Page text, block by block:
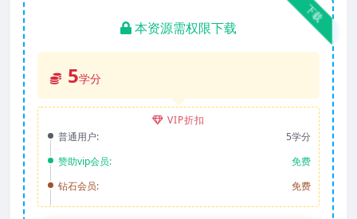
下载
本资源需权限下载
5学分
VIP折扣
普通用户:
5学分
赞助vip会员:
免费
钻石会员:
免费